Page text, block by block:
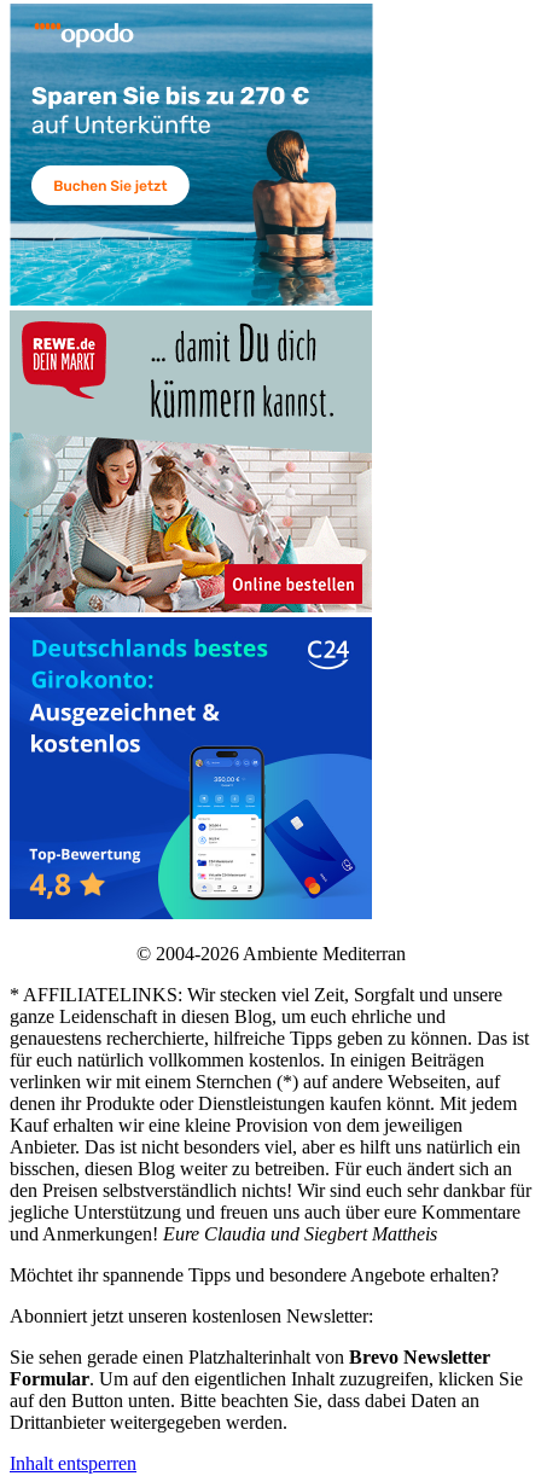
© 2004-2026 Ambiente Mediterran
* AFFILIATELINKS: Wir stecken viel Zeit, Sorgfalt und unsere
ganze Leidenschaft in diesen Blog, um euch ehrliche und
genauestens recherchierte, hilfreiche Tipps geben zu können. Das ist
für euch natürlich vollkommen kostenlos. In einigen Beiträgen
verlinken wir mit einem Sternchen (*) auf andere Webseiten, auf
denen ihr Produkte oder Dienstleistungen kaufen könnt. Mit jedem
Kauf erhalten wir eine kleine Provision von dem jeweiligen
Anbieter. Das ist nicht besonders viel, aber es hilft uns natürlich ein
bisschen, diesen Blog weiter zu betreiben. Für euch ändert sich an
den Preisen selbstverständlich nichts! Wir sind euch sehr dankbar für
jegliche Unterstützung und freuen uns auch über eure Kommentare
und Anmerkungen! Eure Claudia und Siegbert Mattheis
Möchtet ihr spannende Tipps und besondere Angebote erhalten?
Abonniert jetzt unseren kostenlosen Newsletter:
Sie sehen gerade einen Platzhalterinhalt von Brevo Newsletter
Formular. Um auf den eigentlichen Inhalt zuzugreifen, klicken Sie
auf den Button unten. Bitte beachten Sie, dass dabei Daten an
Drittanbieter weitergegeben werden.
Inhalt entsperren